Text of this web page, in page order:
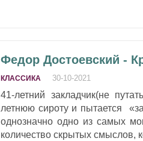
Федор Достоевский -
КЛАССИКА 30-10-2021
41-летний закладчик(не
летнюю сироту и пытается
однозначно одно из самых
количество скрытых смыслов,